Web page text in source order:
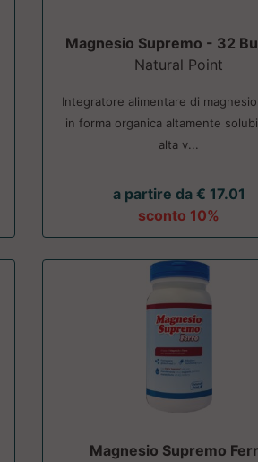
Magnesio Supremo - 32
Natural Point
Integratore alimentare di
in forma organica altamente
alta v...
a partire da € 17.01
sconto 10%
Magnesio Supremo